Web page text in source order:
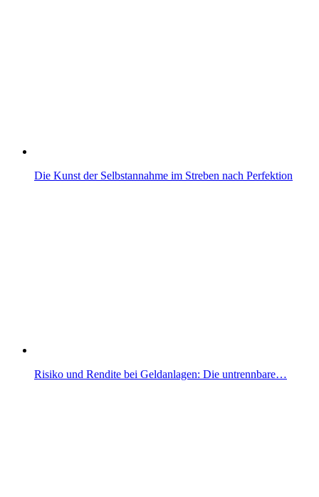
Die Kunst der Selbstannahme im Streben nach Perfektion
Risiko und Rendite bei Geldanlagen: Die untrennbare…